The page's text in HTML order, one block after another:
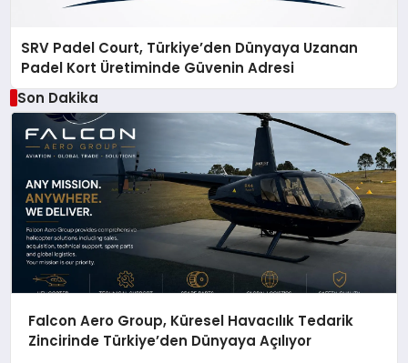
SRV Padel Court, Türkiye’den Dünyaya Uzanan
Padel Kort Üretiminde Güvenin Adresi
Son Dakika
Falcon Aero Group, Küresel Havacılık Tedarik
Zincirinde Türkiye’den Dünyaya Açılıyor